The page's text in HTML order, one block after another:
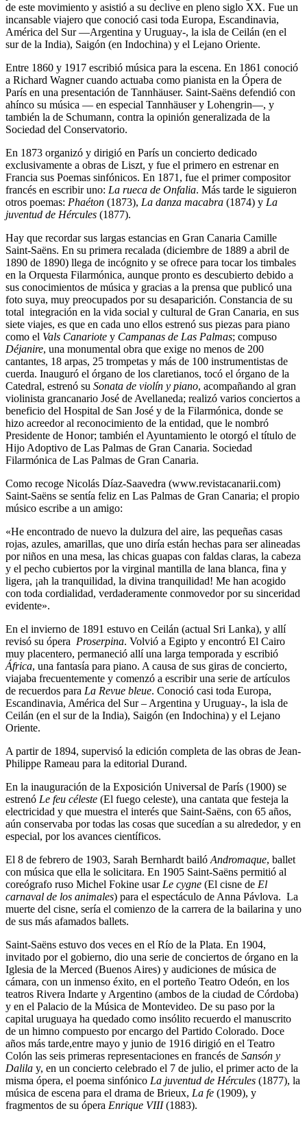
de este movimiento y asistió a su declive en pleno siglo XX. Fue un
incansable viajero que conoció casi toda Europa, Escandinavia,
América del Sur —Argentina y Uruguay-, la isla de Ceilán (en el
sur de la India), Saigón (en Indochina) y el Lejano Oriente.
Entre 1860 y 1917 escribió música para la escena. En 1861 conoció
a Richard Wagner cuando actuaba como pianista en la Ópera de
París en una presentación de Tannhäuser. Saint-Saëns defendió con
ahínco su música — en especial Tannhäuser y Lohengrin—, y
también la de Schumann, contra la opinión generalizada de la
Sociedad del Conservatorio.
En 1873 organizó y dirigió en París un concierto dedicado
exclusivamente a obras de Liszt, y fue el primero en estrenar en
Francia sus Poemas sinfónicos. En 1871, fue el primer compositor
francés en escribir uno: La rueca de Onfalia. Más tarde le siguieron
otros poemas: Phaéton (1873), La danza macabra (1874) y La
juventud de Hércules (1877).
Hay que recordar sus largas estancias en Gran Canaria Camille
Saint-Saëns. En su primera recalada (diciembre de 1889 a abril de
1890 de 1890) llega de incógnito y se ofrece para tocar los timbales
en la Orquesta Filarmónica, aunque pronto es descubierto debido a
sus conocimientos de música y gracias a la prensa que publicó una
foto suya, muy preocupados por su desaparición. Constancia de su
total integración en la vida social y cultural de Gran Canaria, en sus
siete viajes, es que en cada uno ellos estrenó sus piezas para piano
como el Vals Canariote y Campanas de Las Palmas; compuso
Déjanire, una monumental obra que exige no menos de 200
cantantes, 18 arpas, 25 trompetas y más de 100 instrumentistas de
cuerda. Inauguró el órgano de los claretianos, tocó el órgano de la
Catedral, estrenó su Sonata de violín y piano, acompañando al gran
violinista grancanario José de Avellaneda; realizó varios conciertos a
beneficio del Hospital de San José y de la Filarmónica, donde se
hizo acreedor al reconocimiento de la entidad, que le nombró
Presidente de Honor; también el Ayuntamiento le otorgó el título de
Hijo Adoptivo de Las Palmas de Gran Canaria. Sociedad
Filarmónica de Las Palmas de Gran Canaria.
Como recoge Nicolás Díaz-Saavedra (www.revistacanarii.com)
Saint-Saëns se sentía feliz en Las Palmas de Gran Canaria; el propio
músico escribe a un amigo:
«He encontrado de nuevo la dulzura del aire, las pequeñas casas
rojas, azules, amarillas, que uno diría están hechas para ser alineadas
por niños en una mesa, las chicas guapas con faldas claras, la cabeza
y el pecho cubiertos por la virginal mantilla de lana blanca, fina y
ligera, ¡ah la tranquilidad, la divina tranquilidad! Me han acogido
con toda cordialidad, verdaderamente conmovedor por su sinceridad
evidente».
En el invierno de 1891 estuvo en Ceilán (actual Sri Lanka), y allí
revisó su ópera Proserpina. Volvió a Egipto y encontró El Cairo
muy placentero, permaneció allí una larga temporada y escribió
África, una fantasía para piano. A causa de sus giras de concierto,
viajaba frecuentemente y comenzó a escribir una serie de artículos
de recuerdos para La Revue bleue. Conoció casi toda Europa,
Escandinavia, América del Sur – Argentina y Uruguay-, la isla de
Ceilán (en el sur de la India), Saigón (en Indochina) y el Lejano
Oriente.
A partir de 1894, supervisó la edición completa de las obras de Jean-
Philippe Rameau para la editorial Durand.
En la inauguración de la Exposición Universal de París (1900) se
estrenó Le feu céleste (El fuego celeste), una cantata que festeja la
electricidad y que muestra el interés que Saint-Saëns, con 65 años,
aún conservaba por todas las cosas que sucedían a su alrededor, y en
especial, por los avances científicos.
El 8 de febrero de 1903, Sarah Bernhardt bailóAndromaque, ballet
con música que ella le solicitara. En 1905 Saint-Saëns permitió al
coreógrafo ruso Michel Fokine usarLe cygne (El cisne de El
carnaval de los animales) para el espectáculo de Anna Pávlova. La
muerte del cisne, sería el comienzo de la carrera de la bailarina y uno
de sus más afamados ballets.
Saint-Saëns estuvo dos veces en el Río de la Plata. En 1904,
invitado por el gobierno, dio una serie de conciertos de órgano en la
Iglesia de la Merced (Buenos Aires) y audiciones de música de
cámara, con un inmenso éxito, en el porteño Teatro Odeón, en los
teatros Rivera Indarte y Argentino (ambos de la ciudad de Córdoba)
y en el Palacio de la Música de Montevideo. De su paso por la
capital uruguaya ha quedado como insólito recuerdo el manuscrito
de un himno compuesto por encargo del Partido Colorado. Doce
años más tarde,entre mayo y junio de 1916 dirigió en el Teatro
Colón las seis primeras representaciones en francés de Sansón y
Dalila y, en un concierto celebrado el 7 de julio, el primer acto de la
misma ópera, el poema sinfónico La juventud de Hércules (1877), la
música de escena para el drama de Brieux, La fe (1909), y
fragmentos de su ópera Enrique VIII(1883).